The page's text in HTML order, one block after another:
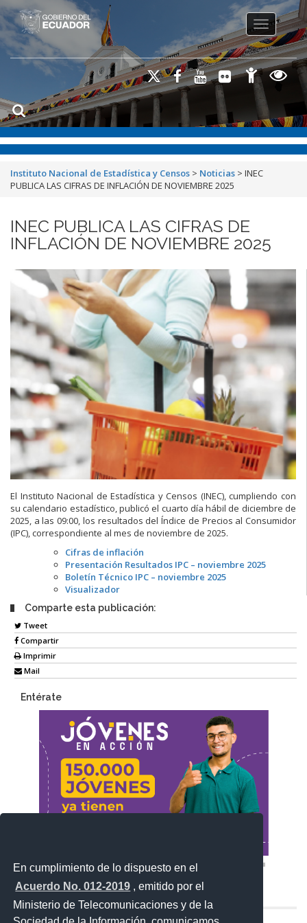
En cumplimiento de lo dispuesto en el
Acuerdo No. 012-2019 , emitido por el
Ministerio de Telecomunicaciones y de la
Toggle
Instituto Nacional de Estadística y Censos > Noticias > INEC
PUBLICA LAS CIFRAS DE INFLACIÓN DE NOVIEMBRE 2025
INEC PUBLICA LAS CIFRAS DE
INFLACIÓN DE NOVIEMBRE 2025
El Instituto Nacional de Estadística y Censos (INEC), cumpliendo con
su calendario estadístico, publicó el cuarto día hábil de diciembre de
2025, a las 09:00, los resultados del Índice de Precios al Consumidor
(IPC), correspondiente al mes de noviembre de 2025.
Cifras de inflación
Presentación Resultados IPC – noviembre 2025
Boletín Técnico IPC – noviembre 2025
Visualizador
Comparte esta publicación:
Tweet
Compartir
Imprimir
Mail
Entérate